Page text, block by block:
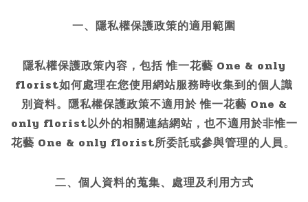
一、隱私權保護政策的適用範圍
隱私權保護政策內容，包括 惟一花藝 One & only
florist如何處理在您使用網站服務時收集到的個人識
別資料。隱私權保護政策不適用於 惟一花藝 One &
only florist以外的相關連結網站，也不適用於非惟一
花藝 One & only florist所委託或參與管理的人員。
二、個人資料的蒐集、處理及利用方式